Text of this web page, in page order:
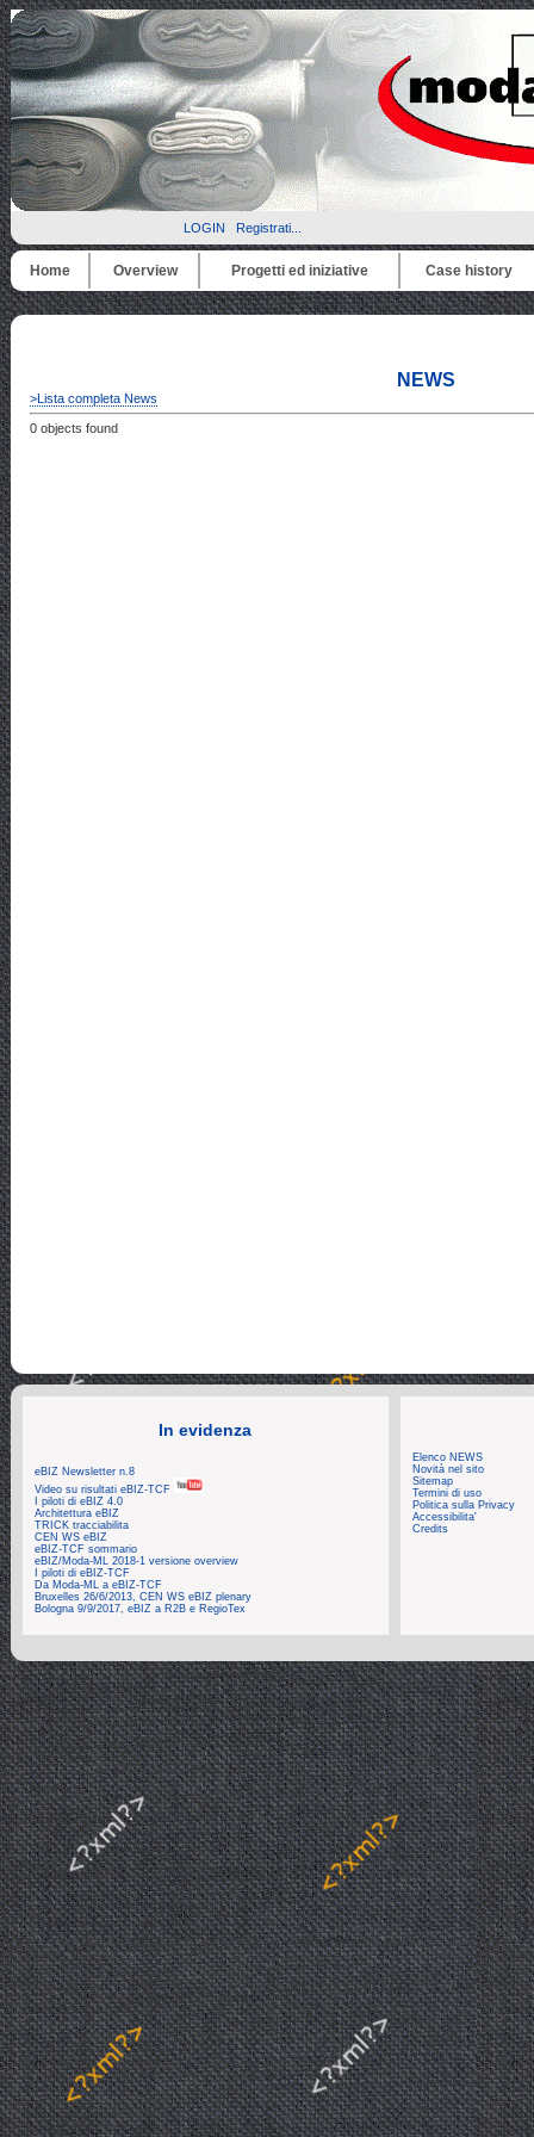
LOGIN Registrati...
Home Overview Progetti ed iniziative Case history
NEWS
>Lista completa News
0 objects found
Log: Zoom_790
In evidenza
eBIZ Newsletter n.8
Video su risultati eBIZ-TCF
I piloti di eBIZ 4.0
Architettura eBIZ
TRICK tracciabilita
CEN WS eBIZ
eBIZ-TCF sommario
eBIZ/Moda-ML 2018-1 versione overview
I piloti di eBIZ-TCF
Da Moda-ML a eBIZ-TCF
Bruxelles 26/6/2013, CEN WS eBIZ plenary
Bologna 9/9/2017, eBIZ a R2B e RegioTex
Elenco NEWS
Novità nel sito
Sitemap
Termini di uso
Politica sulla Privacy
Accessibilita'
Credits